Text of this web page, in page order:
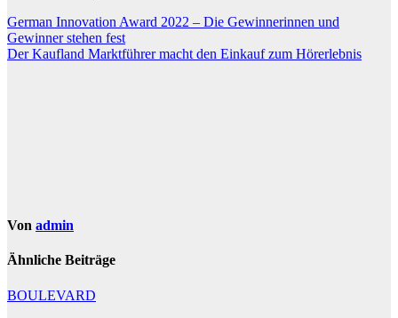
Beitragsnavigation
German Innovation Award 2022 – Die Gewinnerinnen und
Gewinner stehen fest
Der Kaufland Marktführer macht den Einkauf zum Hörerlebnis
Von admin
Ähnliche Beiträge
BOULEVARD